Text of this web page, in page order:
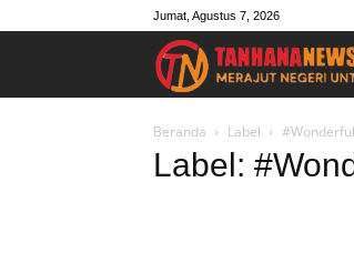
Jumat, Agustus 7, 2026
Beranda Label
Label: